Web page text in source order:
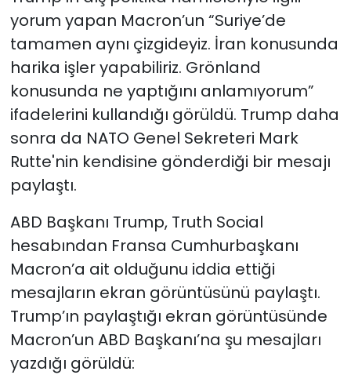
yorum yapan Macron’un “Suriye’de
tamamen aynı çizgideyiz. İran konusunda
harika işler yapabiliriz. Grönland
konusunda ne yaptığını anlamıyorum”
ifadelerini kullandığı görüldü. Trump daha
sonra da NATO Genel Sekreteri Mark
Rutte'nin kendisine gönderdiği bir mesajı
paylaştı.
ABD Başkanı Trump, Truth Social
hesabından Fransa Cumhurbaşkanı
Macron’a ait olduğunu iddia ettiği
mesajların ekran görüntüsünü paylaştı.
Trump’ın paylaştığı ekran görüntüsünde
Macron’un ABD Başkanı’na şu mesajları
yazdığı görüldü: